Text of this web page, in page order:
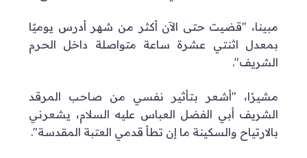
مبينا، "قضيت حتى الآن أكثر من شهر أدرس يوميًا
بمعدل اثنتي عشرة ساعة متواصلة داخل الحرم
الشريف".
مشيرًا، "أشعر بتأثير نفسي من صاحب المرقد
الشريف أبي الفضل العباس عليه السلام، يشعرني
بالارتياح والسكينة ما إن تطأ قدمي العتبة المقدسة".